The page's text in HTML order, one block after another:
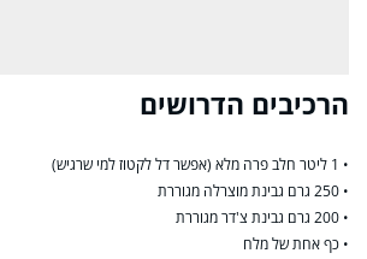
הרכיבים הדרושים
• 1 ליטר חלב פרה מלא (אפשר דל לקטוז למי שרגיש)
• 250 גרם גבינת מוצרלה מגוררת
• 200 גרם גבינת צ'דר מגוררת
• כף אחת של מלח